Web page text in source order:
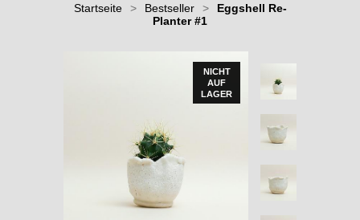
Startseite > Bestseller >
Eggshell Re-
Planter #1
NICHT
AUF
LAGER